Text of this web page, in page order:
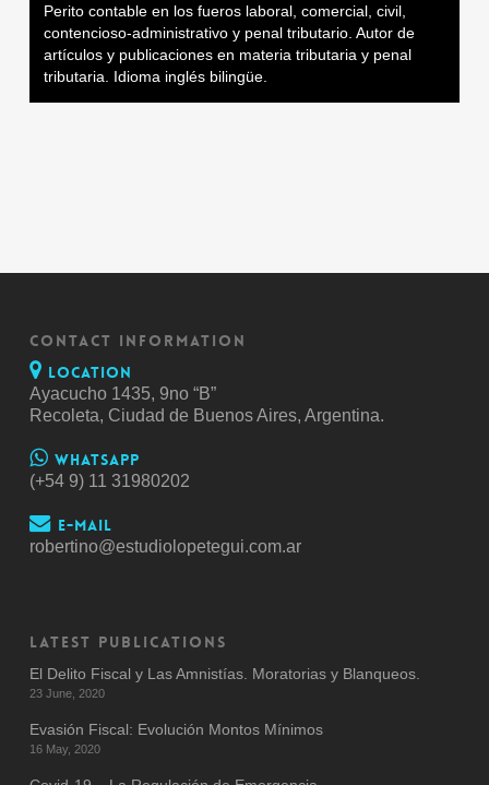
Perito contable en los fueros laboral, comercial, civil,
contencioso-administrativo y penal tributario. Autor de
artículos y publicaciones en materia tributaria y penal
tributaria. Idioma inglés bilingüe.
CONTACT INFORMATION
Location
Ayacucho 1435, 9no “B”
Recoleta, Ciudad de Buenos Aires, Argentina.
Whatsapp
(+54 9) 11 31980202
E-mail
robertino@estudiolopetegui.com.ar
LATEST PUBLICATIONS
El Delito Fiscal y Las Amnistías. Moratorias y Blanqueos.
23 June, 2020
Evasión Fiscal: Evolución Montos Mínimos
16 May, 2020